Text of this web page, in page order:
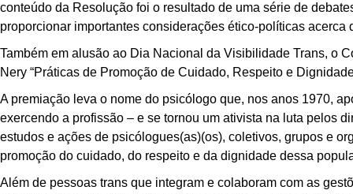
conteúdo da Resolução foi o resultado de uma série de
proporcionar importantes considerações ético-políticas acerca
Também em alusão ao Dia Nacional da Visibilidade Trans, o
Nery “Práticas de Promoção de Cuidado, Respeito e
A premiação leva o nome do psicólogo que, nos anos 1970,
exercendo a profissão – e se tornou um ativista na luta pelos
estudos e ações de psicólogues(as)(os), coletivos, grupos e
promoção do cuidado, do respeito e da dignidade dessa
Além de pessoas trans que integram e colaboram com as